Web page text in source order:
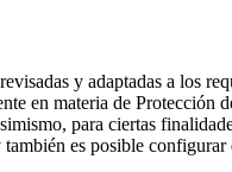
y adaptadas a los
en materia de Protección
para ciertas
es posible